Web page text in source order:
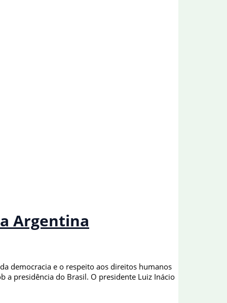
Argentina
democracia e o respeito aos direitos humanos
a presidência do Brasil. O presidente Luiz Inácio